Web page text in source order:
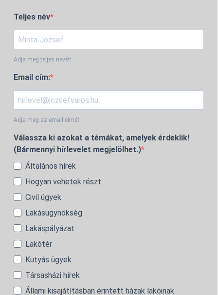
Teljes név
Adja meg teljes nevét!
Email cím:
Adja meg az email címét!
Válassza ki azokat a témákat, amelyek érdeklik!
(Bármennyi hírlevelet megjelölhet.)
Általános hírek
Hogyan vehetek részt
Civil ügyek
Lakásügynökség
Lakáspályázat
Lakótér
Kutyás ügyek
Társasházi hírek
Állami kisajátításban érintett házak lakóinak